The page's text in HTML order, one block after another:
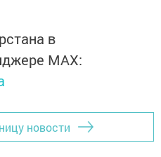
в
MАХ:
новости